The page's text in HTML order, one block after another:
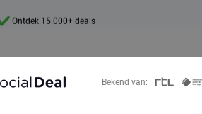
Bekend van: